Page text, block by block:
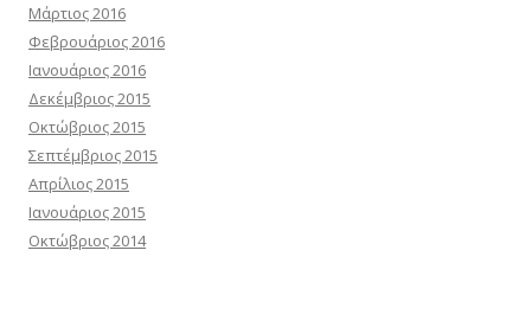
Μάρτιος 2016
Φεβρουάριος 2016
Ιανουάριος 2016
Δεκέμβριος 2015
Οκτώβριος 2015
Σεπτέμβριος 2015
Απρίλιος 2015
Ιανουάριος 2015
Οκτώβριος 2014